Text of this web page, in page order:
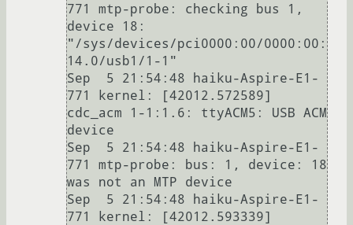
771 mtp-probe: checking bus 1,
device 18:
"/sys/devices/pci0000:00/0000:00:
14.0/usb1/1-1"
Sep  5 21:54:48 haiku-Aspire-E1-
771 kernel: [42012.572589]
cdc_acm 1-1:1.6: ttyACM5: USB ACM
device
Sep  5 21:54:48 haiku-Aspire-E1-
771 mtp-probe: bus: 1, device: 18
was not an MTP device
Sep  5 21:54:48 haiku-Aspire-E1-
771 kernel: [42012.593339]